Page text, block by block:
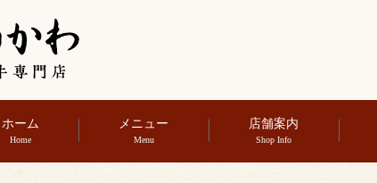
ホーム
Home
メニュー
Menu
店舗案内
Shop Info